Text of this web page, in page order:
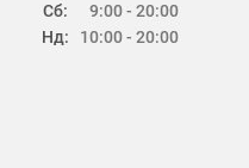
Сб:
Нд:
9:00 - 20:00
10:00 - 20:00